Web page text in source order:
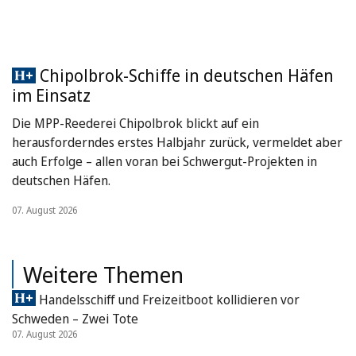
Chipolbrok-Schiffe in deutschen Häfen
im Einsatz
Die MPP-Reederei Chipolbrok blickt auf ein
herausforderndes erstes Halbjahr zurück, vermeldet aber
auch Erfolge – allen voran bei Schwergut-Projekten in
deutschen Häfen.
07. August 2026
Weitere Themen
Handelsschiff und Freizeitboot kollidieren vor
Schweden – Zwei Tote
07. August 2026